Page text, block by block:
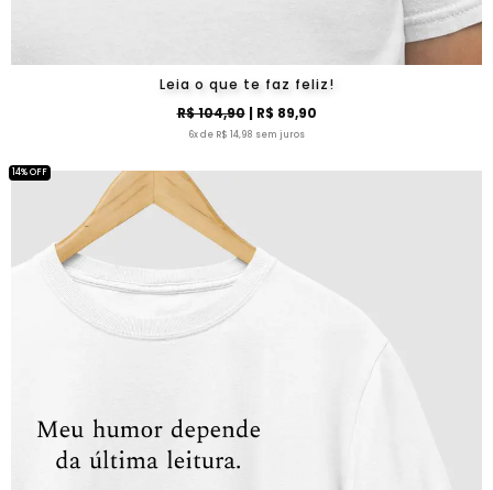
Leia o que te faz feliz!
R$ 104,90| R$ 89,90
6x de R$ 14,98 sem juros
14% OFF